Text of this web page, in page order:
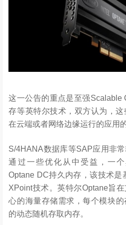
这一公告的重点是至强Scalable
存等英特尔技术，双方认为，
在云端或者网络边缘运行的应用
S/4HANA数据库等SAP应用非
通过一些优化从中受益，一
Optane DC持久内存，该技术是
XPoint技术。英特尔Optane旨
心的海量存储需求，每个模块
的动态随机存取内存。